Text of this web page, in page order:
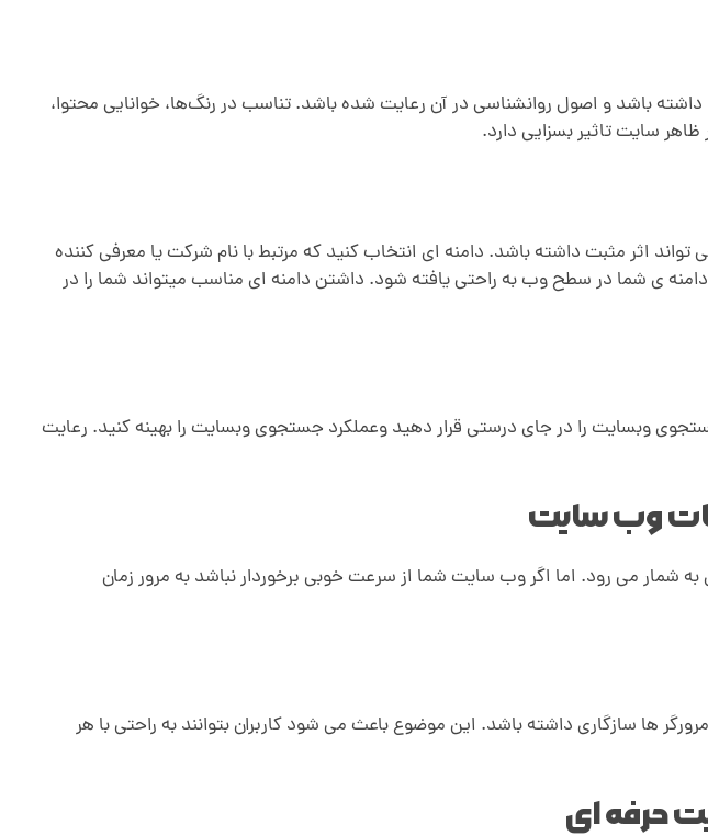
باشد و اصول روانشناسی در آن رعایت شده باشد. تناسب در رنگ‌ها، خوانایی محتوا،
سایت تاثیر بسزایی دارد.
اثر مثبت داشته باشد. دامنه ای انتخاب کنید که مرتبط با نام شرکت یا معرفی کننده
ی شما در سطح وب به راحتی یافته شود. داشتن دامنه ای مناسب میتواند شما را در
وبسایت را در جای درستی قرار دهید وعملکرد جستجوی وبسایت را بهینه کنید. رعایت
وب سایت
شمار می رود. اما اگر وب سایت شما از سرعت خوبی برخوردار نباشد به مرور زمان
ها سازگاری داشته باشد. این موضوع باعث می شود کاربران بتوانند به راحتی با هر
حرفه ای